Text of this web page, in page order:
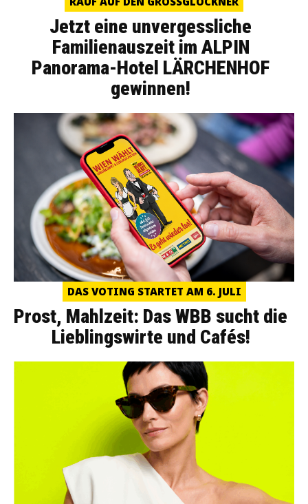
Jetzt eine unvergessliche
Familienauszeit im ALPIN
Panorama-Hotel LÄRCHENHOF
gewinnen!
DAS VOTING STARTET AM 6. JULI
Prost, Mahlzeit: Das WBB sucht die
Lieblingswirte und Cafés!